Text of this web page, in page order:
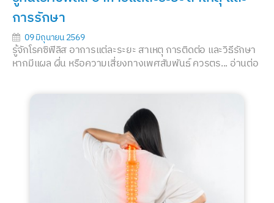
การรักษา
09 มิถุนายน 2569
รู้จักโรคซิฟิลิส อาการแต่ละระยะ สาเหตุ การติดต่อ และวิธีรักษา
หากมีแผล ผื่น หรือความเสี่ยงทางเพศสัมพันธ์ ควรตร... อ่านต่อ